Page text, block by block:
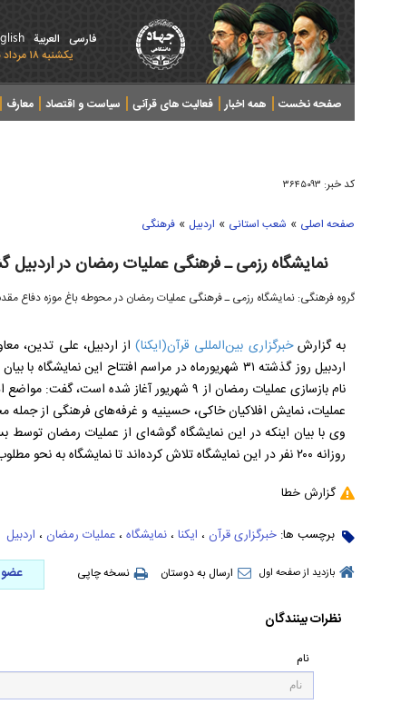
فارسی العربیة
يکشنبه ۱۸ مرداد ۱۴۰۵ - 2026 August 09
صفحه نخست همه اخبار فعالیت های قرآنی سیاست و اقتصاد معارف
کد خبر: ۳۶۴۵۰۹۳
صفحه اصلی » شعب استانی » اردبیل » فرهنگی
نمایشگاه رزمی ـ فرهنگی عملیات رمضان در
گروه فرهنگی: نمایشگاه رزمی ـ فرهنگی عملیات رمضان در محوطه باغ موزه دفاع
به گزارشخبرگزاری بین‌المللی قرآن(ایکنا)
اردبیل روز گذشته ۳۱ شهریورماه در مراسم افتتاح این
نام بازسازی عملیات رمضان از ۹ شهریور آغاز
عملیات، نمایش افلاکیان خاکی، حسینیه و غرفه‌های فرهنگی از
وی با بیان اینکه در این نمایشگاه گوشه‌ای از عملیات رمضان
روزانه ۲۰۰ نفر در این نمایشگاه تلاش کرده‌اند تا نمایشگاه به نحو مطلوب به سرانجام برسد.
گزارش خطا
برچسب ها: خبرگزاری قرآن ، ایکنا ، نمایشگاه ، عملیات رمضان ، اردبیل
بازدید از صفحه اول ارسال به دوستان نسخه چاپی
نظرات بینندگان
نام